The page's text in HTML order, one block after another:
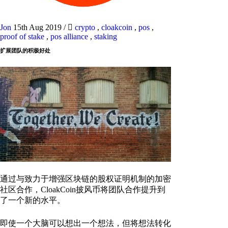
Jon 15th Aug 2019 / crypto , cloakcoin , pos ,
proof of stake , pos alliance , staking
扩展团队的积极好处
通过与致力于增强区块链的股权证明机制的加密
社区合作，CloakCoin披风币将团队合作提升到
了一个新的水平。
即使一个大脑可以想出一个想法，但将想法转化